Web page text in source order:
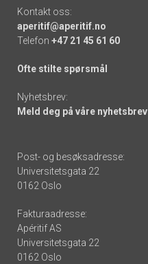
Kontakt oss:
aperitif@aperitif.no
Telefon +47 21 45 61 60
Ofte stilte spørsmål
Nyhetsbrev:
Meld deg på våre nyhetsbrev
Post- og besøksadresse:
Universitetsgata 22
0162 Oslo
Fakturaadresse:
Apéritif AS
Universitetsgata 22
0162 Oslo